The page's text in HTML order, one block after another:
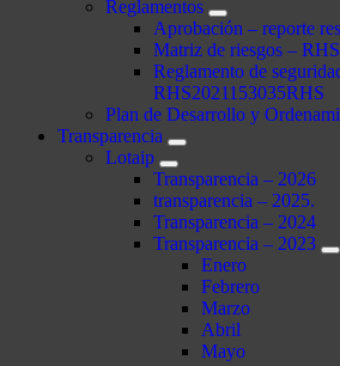
Reglamentos
Aprobación – reporte
Matriz de riesgos –
Reglamento de
RHS2021153035RHS
Plan de Desarrollo y
Transparencia
Lotaip
Transparencia – 2026
transparencia – 2025.
Transparencia – 2024
Transparencia – 2023
Enero
Febrero
Marzo
Abril
Mayo